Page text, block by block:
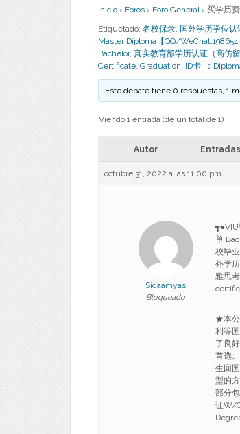
Inicio › Foros › Foro General › 买学历
Etiquetado: 名校保录, 国外学历学位认
Master Diploma【QQ/
Bachelor, 真实教育部学历认证（高仿
Certificate, Graduation, ID卡, ：
Este debate tiene 0 respuestas, 1
Viendo 1 entrada (de un total de 1)
Autor Entradas
octubre 31, 2022 a las 11:00 pm
Sidaamyas
Bloqueado
单
校毕
外学
雅思
★本公
利等
了良
首选
生回
型的
部分
证W/